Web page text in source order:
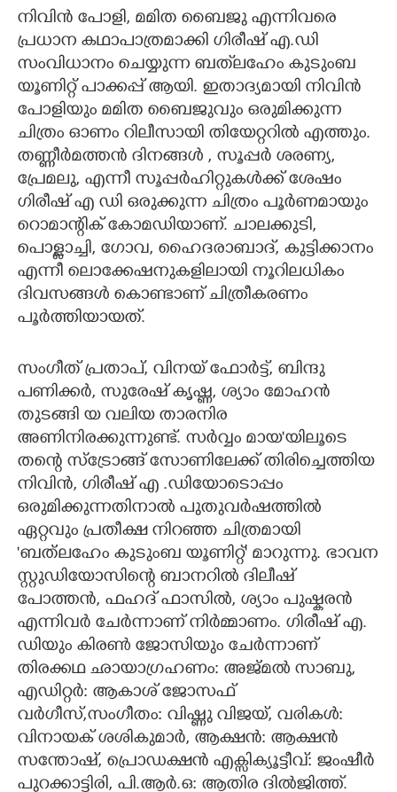
CARTOONS
LITERATURE
ZOOM
CONTACT US
നിവിൻ പോളി, മമിത ബൈജു എന്നിവരെ
പ്രധാന കഥാപാത്രമാക്കി ഗിരീഷ് എ.ഡി
സംവിധാനം ചെയ്യുന്ന ബത്‌ലഹേം കുടുംബ
യൂണിറ്റ് പാക്കപ്പ് ആയി. ഇതാദ്യമായി നിവിൻ
പോളിയും മമിത ബൈജുവും ഒരുമിക്കുന്ന
ചിത്രം ഓണം റിലീസായി തിയേറ്ററിൽ എത്തും.
തണ്ണീർമത്തൻ ദിനങ്ങൾ , സൂപ്പർ ശരണ്യ,
പ്രേമലു, എന്നീ സൂപ്പർഹിറ്റുകൾക്ക് ശേഷം
ഗിരീഷ് എ ഡി ഒരുക്കുന്ന ചിത്രം പൂർണമായും
റൊമാന്റിക് കോമഡിയാണ്. ചാലക്കുടി,
പൊള്ളാച്ചി, ഗോവ, ഹൈദരാബാദ്, കുട്ടിക്കാനം
എന്നീ ലൊക്കേഷനുകളിലായി നൂറിലധികം
ദിവസങ്ങൾ കൊണ്ടാണ് ചിത്രീകരണം
പൂർത്തിയായത്.
സംഗീത് പ്രതാപ്, വിനയ് ഫോർട്ട്, ബിന്ദു
പണിക്കർ, സുരേഷ് കൃഷ്ണ, ശ്യാം മോഹൻ
തുടങ്ങി യ വലിയ താരനിര
അണിനിരക്കുന്നുണ്ട്. സർവ്വം മായ'യിലൂടെ
തന്റെ സ്ട്രോങ്ങ് സോണിലേക്ക് തിരിച്ചെത്തിയ
നിവിൻ, ഗിരീഷ് എ .ഡിയോടൊപ്പം
ഒരുമിക്കുന്നതിനാൽ പുതുവർഷത്തിൽ
ഏറ്റവും പ്രതീക്ഷ നിറഞ്ഞ ചിത്രമായി
'ബത്‍ലഹേം കുടുംബ യൂണിറ്റ്' മാറുന്നു. ഭാവന
സ്റ്റുഡിയോസിന്റെ ബാനറിൽ ദിലീഷ്
പോത്തൻ, ഫഹദ് ഫാസിൽ, ശ്യാം പുഷ്കരൻ
എന്നിവർ ചേർന്നാണ് നിർമ്മാണം. ഗിരീഷ് എ.
ഡിയും കിരൺ ജോസിയും ചേർന്നാണ്
തിരക്കഥ ഛായാ​ഗ്രഹണം: അജ്മൽ സാബു,
എഡിറ്റർ: ആകാശ് ജോസഫ്
വർഗീസ്,സംഗീതം: വിഷ്ണു വിജയ്, വരികൾ:
വിനായക് ശശികുമാർ, ആക്ഷൻ: ആക്ഷൻ
സന്തോഷ്, പ്രൊഡക്ഷൻ എക്സിക്യൂട്ടീവ്: ജംഷീർ
പുറക്കാട്ടിരി, പി.ആർ.ഒ: ആതിര ദിൽജിത്ത്.